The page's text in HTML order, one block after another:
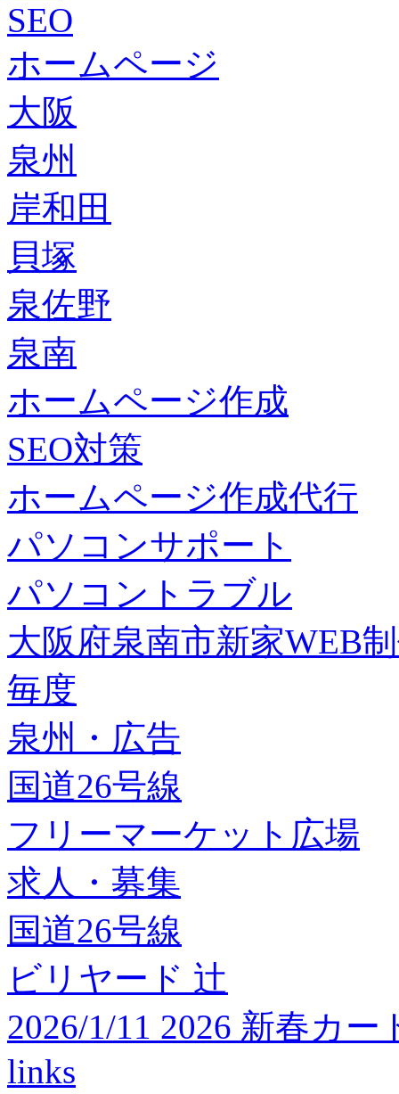
SEO
ホームページ
大阪
泉州
岸和田
貝塚
泉佐野
泉南
ホームページ作成
SEO対策
ホームページ作成代行
パソコンサポート
パソコントラブル
大阪府泉南市新家WEB
毎度
泉州・広告
国道26号線
フリーマーケット広場
求人・募集
国道26号線
ビリヤード 辻
2026/1/11 2026 新春カ
links